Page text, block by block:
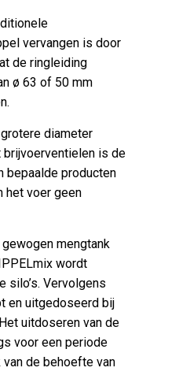
vervangen is door
de ringleiding
ø 63 of 50 mm
diameter
is de
bepaalde producten
het voer geen
mengtank
wordt
silo’s. Vervolgens
en uitgedoseerd bij
uitdoseren van de
voor een periode
de behoefte van